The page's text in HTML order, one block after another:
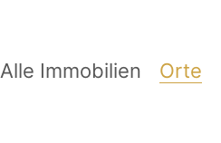
Alle Immobilien Orte